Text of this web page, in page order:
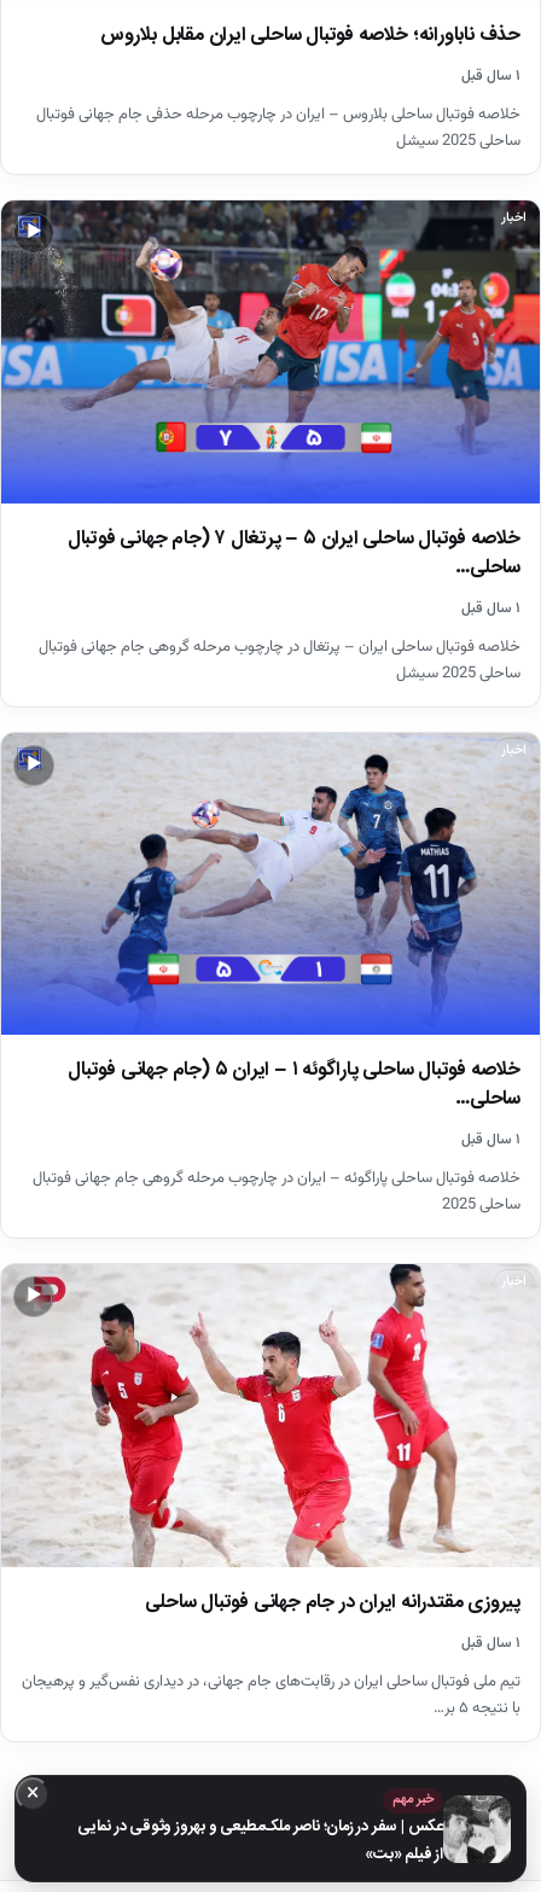
حذف ناباورانه؛ خلاصه فوتبال ساحلی ایران مقابل بلاروس
۱ سال قبل
خلاصه فوتبال ساحلی بلاروس – ایران در چارچوب مرحله حذفی جام جهانی فوتبال
ساحلی 2025 سیشل
▶
اخبار
خلاصه فوتبال ساحلی ایران ۵ – پرتغال ۷ (جام جهانی فوتبال
ساحلی…
۱ سال قبل
خلاصه فوتبال ساحلی ایران – پرتغال در چارچوب مرحله گروهی جام جهانی فوتبال
ساحلی 2025 سیشل
▶
اخبار
خلاصه فوتبال ساحلی پاراگوئه ۱ – ایران ۵ (جام جهانی فوتبال
ساحلی…
۱ سال قبل
خلاصه فوتبال ساحلی پاراگوئه – ایران در چارچوب مرحله گروهی جام جهانی فوتبال
ساحلی 2025
▶
اخبار
پیروزی مقتدرانه ایران در جام جهانی فوتبال ساحلی
۱ سال قبل
تیم ملی فوتبال ساحلی ایران در رقابت‌های جام جهانی، در دیداری نفس‌گیر و پرهیجان
با نتیجه ۵ بر…
× خبر مهم
عکس | سفر در زمان؛ ناصر ملک‌مطیعی و بهروز وثوقی در نمایی
از فیلم «بت»